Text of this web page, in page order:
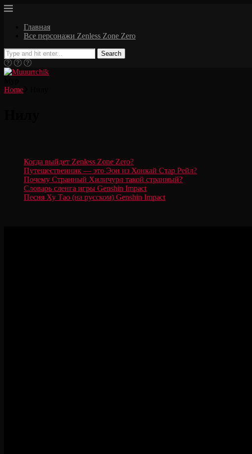
Главная
Все персонажи Zenless Zone Zero
Search
Home
Когда выйдет Zenless Zone Zero?
Путешественник — это Эон из Хонкай Стар Рейл?
Почему Странный Хиличурл такой странный?
Словарь сленга игры Genshin Impact
Песня Ху Тао (на русском) Genshin Impact